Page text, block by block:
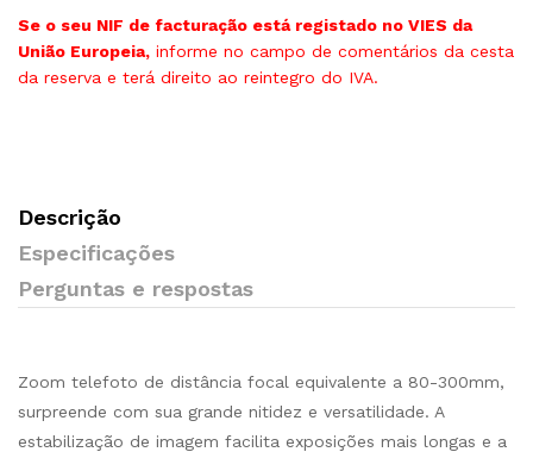
Se o seu NIF de facturação está registado no VIES da
União Europeia, informe no campo de comentários da cesta
da reserva e terá direito ao reintegro do IVA.
Descrição
Especificações
Perguntas e respostas
Zoom telefoto de distância focal equivalente a 80-300mm,
surpreende com sua grande nitidez e versatilidade. A
estabilização de imagem facilita exposições mais longas e a